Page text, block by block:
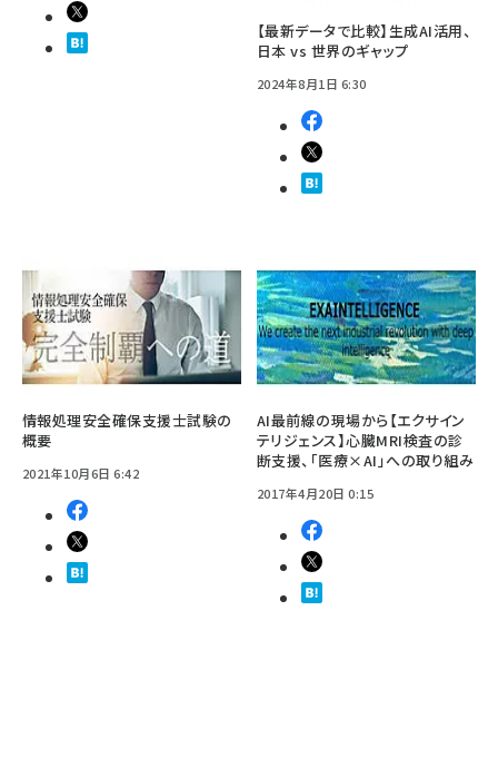
【最新データで比較】生成AI活用、
日本 vs 世界のギャップ
2024年8月1日 6:30
情報処理安全確保支援士試験の
概要
2021年10月6日 6:42
AI最前線の現場から【エクサイン
テリジェンス】心臓MRI検査の診
断支援、「医療×AI」への取り組み
2017年4月20日 0:15